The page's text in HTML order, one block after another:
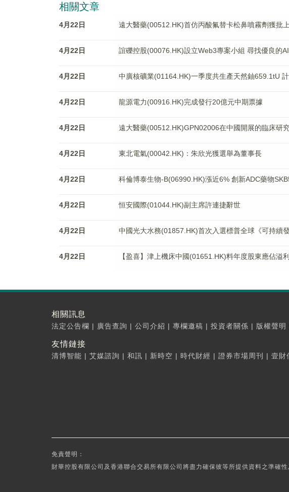
相關文章
4月22日 遠大醫藥(00512.HK)首仿丙酸氟替卡松鼻噴霧劑獲批
4月22日 誼礫控股(00076.HK)設立Web3專案小組 尋找優良的
4月22日 中廣核礦業(01164.HK)一季度共生產天然鈾659.1tU
4月22日 龍源電力(00916.HK)完成發行20億元中期票據
4月22日 遠大醫藥(00512.HK)​​​​​​​GPN02006在中國開展的臨床研
4月22日 東北電氣(00042.HK)：朱欣光獲選舉為董事長
4月22日 科倫博泰生物-B(06990.HK)漲近6% 創新ADC藥物
4月22日 恒安國際(01044.HK)副主席許連捷辭世
4月22日 中國光大水務(01857.HK)首次入選標普全球《可持續
4月22日 【盈喜】津上機床中國(01651.HK)料年度股東應佔溢
相關訊息
法定公告欄 | 廣告查詢 | 公司介紹 | 專欄邀稿 | 投資者關係 | 版權聲明
友情鏈接
清博智能 | 艾媒諮詢 | 和訊 | 新時空 | 時代財經 | 證券市場周刊 | 壹財
免責聲明：
財華控股有限公司及香港聯合交易所有限公司將盡力確保彼等所提供資料之準確